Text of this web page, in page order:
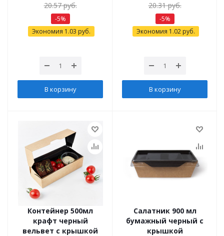
20.57руб.
-5%
Экономия 1.03 руб.
В корзину
20.31руб.
-5%
Экономия 1.02руб.
В корзину
Контейнер 500мл
крафт черный
вельвет с крышкой
Салатник 900 мл
бумажный черный с
крышкой